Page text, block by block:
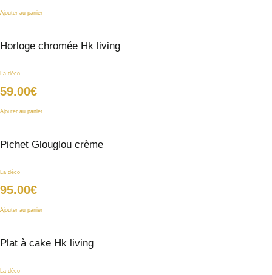
Ajouter au panier
Horloge chromée Hk living
La déco
59.00€
Ajouter au panier
Pichet Glouglou crème
La déco
95.00€
Ajouter au panier
Plat à cake Hk living
La déco